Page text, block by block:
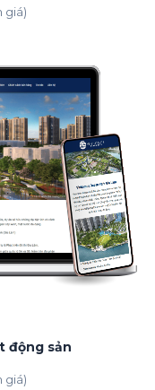
giá)
động sản
giá)